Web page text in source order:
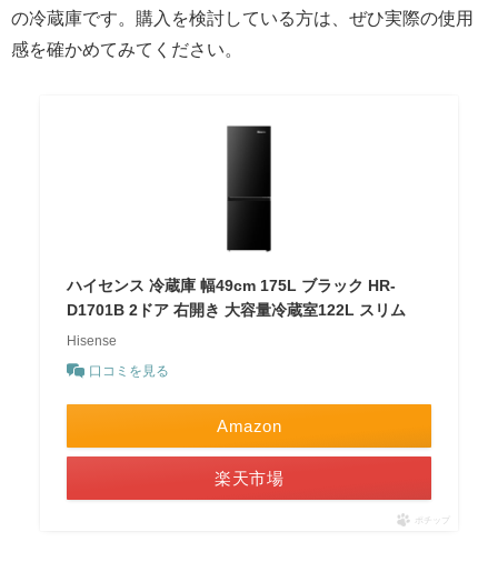
の冷蔵庫です。購入を検討している方は、ぜひ実際の使用
感を確かめてみてください。
ハイセンス 冷蔵庫 幅49cm 175L ブラック HR-
D1701B 2ドア 右開き 大容量冷蔵室122L スリム
Hisense
口コミを見る
Amazon
楽天市場
ポチップ